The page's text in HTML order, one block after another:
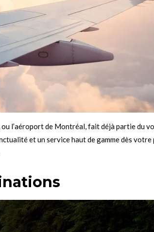
l’aéroport de Montréal, fait déjà partie du
et un service haut de gamme dès votre